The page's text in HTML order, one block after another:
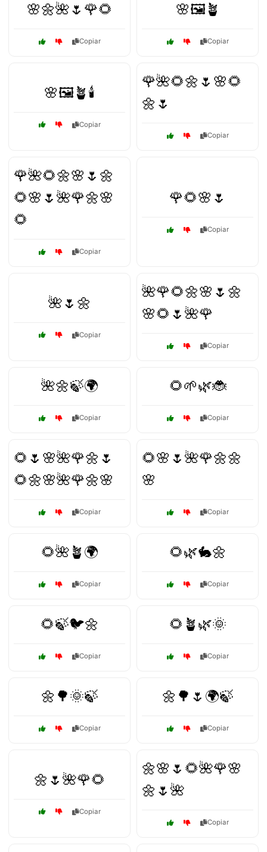
🌸🌼🌺🌷🌹🌻
Copiar
🌸🖼️🪴
Copiar
🌸🖼️🪴🕯️
Copiar
🌹🌺🌻🌼🌷🌸🌻
🌼🌷
Copiar
🌹🌺🌻🌼🌸🌷🌼
🌻🌸🌷🌺🌹🌼🌸
🌻
Copiar
🌹🌻🌸🌷
Copiar
🌺🌷🌼
Copiar
🌺🌹🌻🌼🌸🌷🌼
🌸🌻🌷🌺🌹
Copiar
🌺🌼🍃🌍
Copiar
🌻🌱🌿🐞
Copiar
🌻🌷🌸🌺🌹🌼🌷
🌻🌼🌸🌺🌹🌼🌸
Copiar
🌻🌸🌷🌺🌹🌼🌼
🌸
Copiar
🌻🌺🪴🌍
Copiar
🌻🌿🐇🌼
Copiar
🌻🍃🐦🌼
Copiar
🌻🪴🌿🌞
Copiar
🌼🌳🌞🍃
Copiar
🌼🌳🌷🌍🍃
Copiar
🌼🌷🌺🌹🌻
Copiar
🌼🌸🌷🌻🌺🌹🌸
🌼🌷🌺
Copiar